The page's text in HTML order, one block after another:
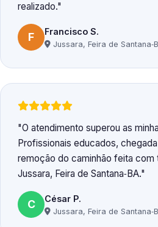
realizado.
F Francisco S.
Jussara, Feira de
O atendimento superou as
Profissionais educados,
remoção do caminhão feita com
Jussara, Feira de Santana‑BA.
C César P.
Jussara, Feira de